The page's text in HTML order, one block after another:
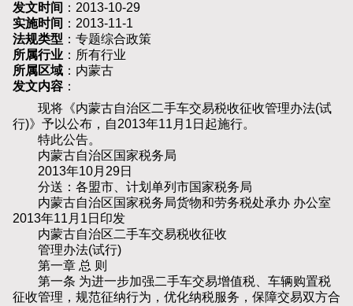
发文时间 ：2013-10-29
实施时间 ：2013-11-1
法规类型 ：专题综合政策
所属行业 ：所有行业
所属区域 ：内蒙古
发文内容 ：
现将《内蒙古自治区二手车交易税收征收管理办法(试
行)》予以公布，自2013年11月1日起施行。
特此公告。
内蒙古自治区国家税务局
2013年10月29日
分送：各盟市、计划单列市国家税务局
内蒙古自治区国家税务局货物和劳务税处承办 办公室
2013年11月1日印发
内蒙古自治区二手车交易税收征收
管理办法(试行)
第一章 总 则
第一条 为进一步加强二手车交易增值税、车辆购置税
征收管理，规范征纳行为，优化纳税服务，保障交易双方合